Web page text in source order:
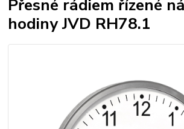
Přesné rádiem řízené
hodiny JVD RH78.1